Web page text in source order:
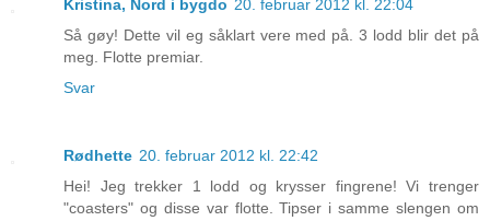
Kristina, Nord i bygdo 20. februar 2012 kl. 22:04
Så gøy! Dette vil eg såklart vere med på. 3 lodd blir det på
meg. Flotte premiar.
Svar
Rødhette 20. februar 2012 kl. 22:42
Hei! Jeg trekker 1 lodd og krysser fingrene! Vi trenger
"coasters" og disse var flotte. Tipser i samme slengen om